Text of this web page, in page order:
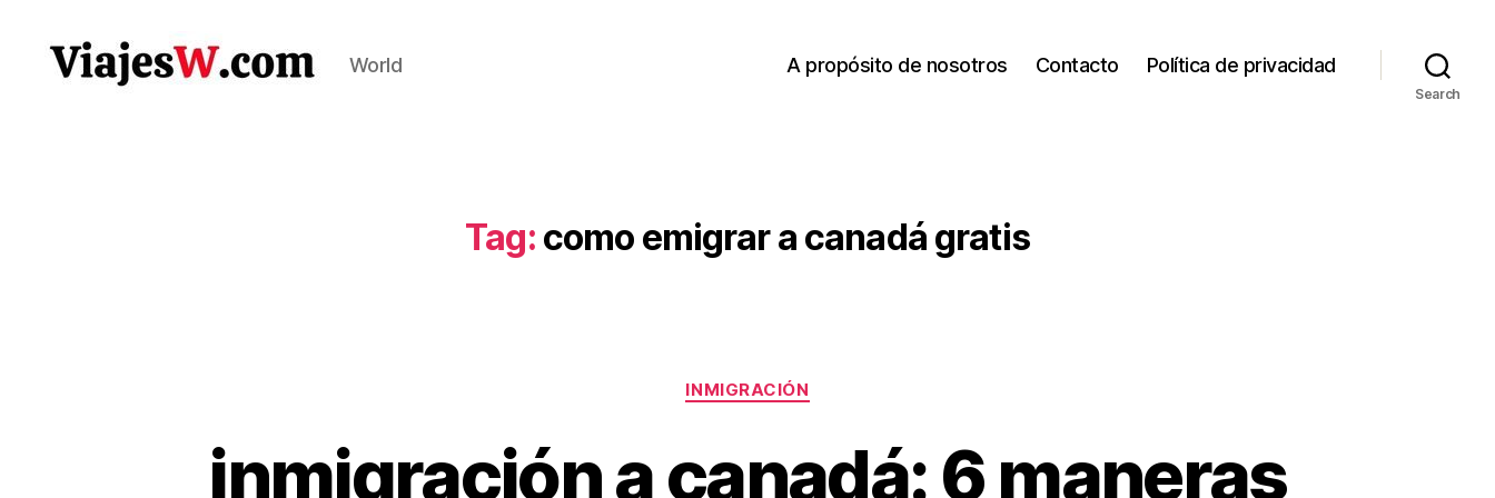
World A propósito de nosotros Contacto Política de privacidad
Search
Tag: como emigrar a canadá gratis
Categories
INMIGRACIÓN
inmigración a canadá: 6 maneras